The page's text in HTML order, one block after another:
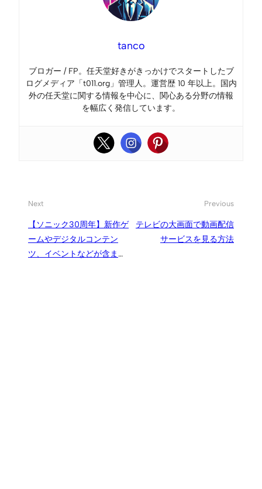
tanco
ブロガー / FP。任天堂好きがきっかけでスタートしたブ
ログメディア「t011.org」管理人。運営歴 10 年以上。国内
外の任天堂に関する情報を中心に、関心ある分野の情報
を幅広く発信しています。
Next
【ソニック30周年】新作ゲ
ームやデジタルコンテン
ツ、イベントなどが含まれ
Previous
テレビの大画面で動画配信
サービスを見る方法